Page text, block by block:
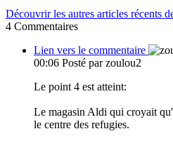
Découvrir les autres articles récents
4 Commentaires
Lien vers le commentaire
00:06 Posté par zoulou2
Le point 4 est atteint:
Le magasin Aldi qui croyait
le centre des refugies.